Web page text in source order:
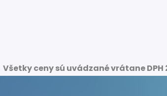
Všetky ceny sú uvádzané vrátane DPH